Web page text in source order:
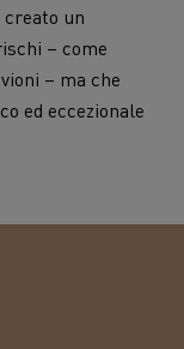
un
– come
– ma che
ed eccezionale